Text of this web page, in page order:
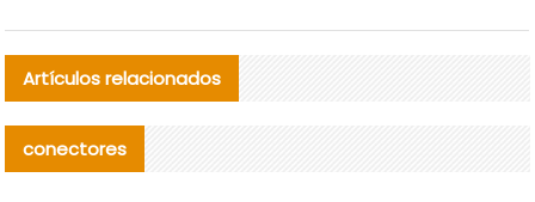
Artículos relacionados
conectores